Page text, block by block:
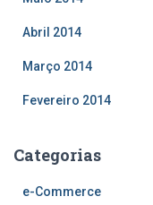
Abril 2014
Março 2014
Fevereiro 2014
Categorias
e-Commerce